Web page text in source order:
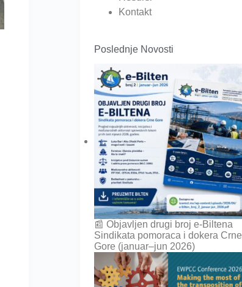
Kontakt
Poslednje Novosti
📰 Objavljen drugi broj e-Biltena
Sindikata pomoraca i dokera Crne
Gore (januar–jun 2026)